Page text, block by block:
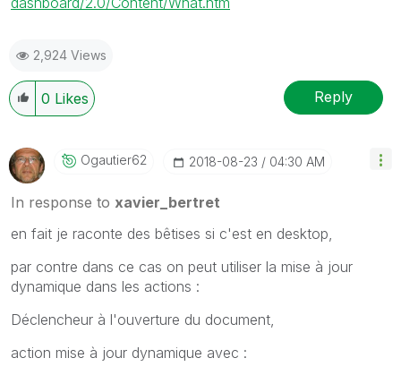
2,924 Views
0 Likes Reply
Ogautier62 ‎2018-08-23 04:30 AM
In response to xavier_bertret
en fait je raconte des bêtises si c'est en desktop,
par contre dans ce cas on peut utiliser la mise à jour
dynamique dans les actions :
Déclencheur à l'ouverture du document,
action mise à jour dynamique avec :